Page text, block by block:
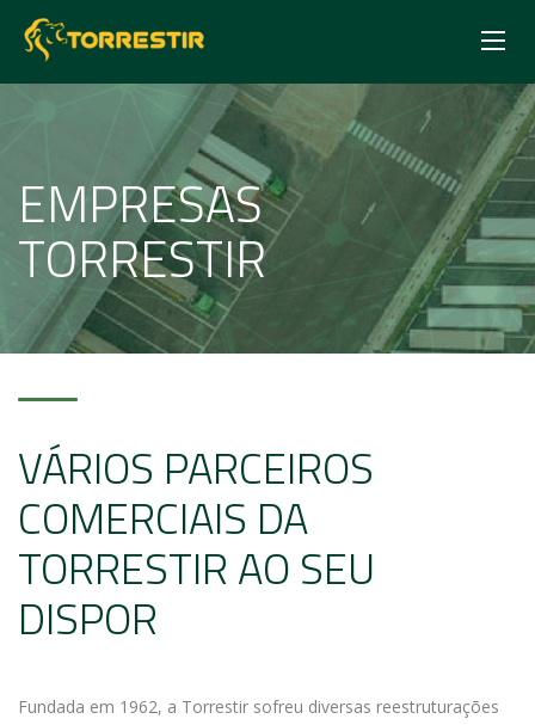
EMPRESAS
TORRESTIR
VÁRIOS PARCEIROS
COMERCIAIS DA
TORRESTIR AO SEU
DISPOR
Fundada em 1962, a Torrestir sofreu diversas reestruturações